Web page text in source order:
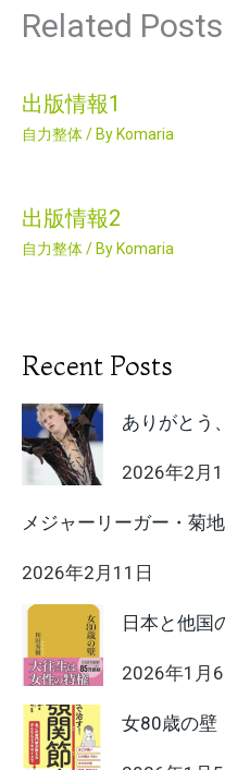
Related Posts
出版情報1
自力整体/ By Komaria
出版情報2
自力整体/ By Komaria
Recent Posts
ありがとう
2026年2月
メジャーリーガー・菊
2026年2月11日
日本と他
2026年1月6
女80歳の